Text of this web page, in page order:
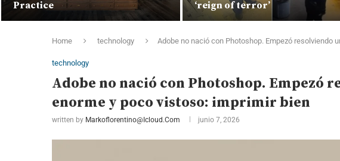
Practice
‘reign of terror’
Home technology Adobe no nació con Photoshop. Empezó resolviendo
technology
Adobe no nació con Photoshop. Empezó
enorme y poco vistoso: imprimir bien
written by Markoflorentino@icloud.com junio 7, 2026